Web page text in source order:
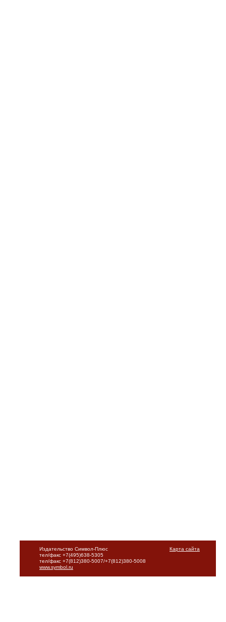
Карта сайта
Издательство Символ-Плюс
тел/факс +7(495)638-5305
тел/факс +7(812)380-5007/+7(812)380-5008
www.symbol.ru